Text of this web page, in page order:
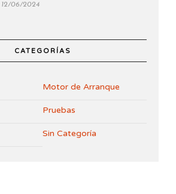
12/06/2024
CATEGORÍAS
Motor de Arranque
Pruebas
Sin Categoría